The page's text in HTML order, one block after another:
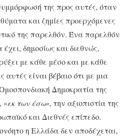
της προς αυτές, όταν
και ζημίες προερχόμενες
της παρελθόν. Ένα παρελθόν
δημοσίως και διεθνώς,
με κάθε μέσο και με κάθε
είναι βέβαιο ότι με μια
Δημοκρατία της
«εκ των έσω», την αξιοπιστία της
και Διεθνές επίπεδο.
η Ελλάδα δεν αποδέχεται,